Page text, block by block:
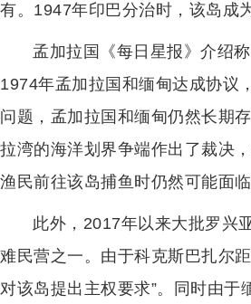
有。1947年印巴分治时，该岛成
孟加拉国《每日星报》介绍
1974年孟加拉国和缅甸达成协议
问题，孟加拉国和缅甸仍然长期
拉湾的海洋划界争端作出了裁决
渔民前往该岛捕鱼时仍然可能面
此外，2017年以来大批罗兴
难民营之一。由于科克斯巴扎尔
对该岛提出主权要求”。同时由于